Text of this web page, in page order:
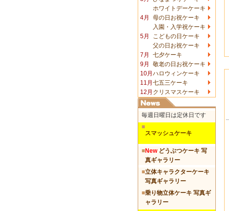
ホワイトデーケーキ
4月
母の日お祝ケーキ
入園・入学祝ケーキ
5月
こどもの日ケーキ
父の日お祝ケーキ
7月
七夕ケーキ
9月
敬老の日お祝ケーキ
10月 ハロウィンケーキ
11月 七五三ケーキ
12月 クリスマスケーキ
毎週日曜日は定休日です
■
スマッシュケーキ
■Newどうぶつケーキ 写
真ギャラリー
■立体キャラクターケーキ
写真ギャラリー
■乗り物立体ケーキ 写真ギ
ャラリー